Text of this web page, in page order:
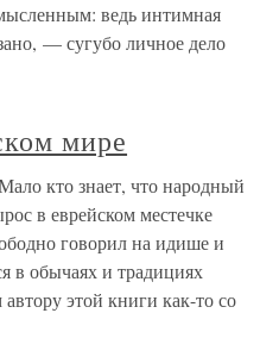
ведь интимная
— сугубо личное дело
мире
кто знает, что народный
в еврейском местечке
говорил на идише и
в обычаях и традициях
этой книги как-то со